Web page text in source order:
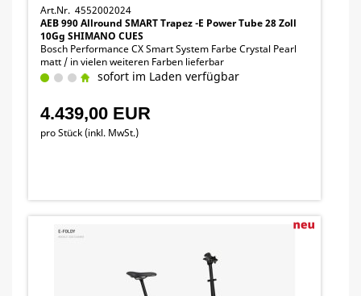
Art.Nr. 4552002024
AEB 990 Allround SMART Trapez -E Power Tube 28 Zoll
10Gg SHIMANO CUES
Bosch Performance CX Smart System Farbe Crystal Pearl
matt / in vielen weiteren Farben lieferbar
sofort im Laden verfügbar
4.439,00 EUR
pro Stück (inkl. MwSt.)